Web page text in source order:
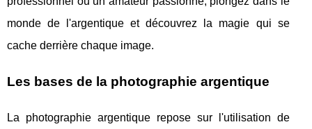
monde de l'argentique et découvrez la magie qui se
cache derrière chaque image.
Les bases de la photographie argentique
La photographie argentique repose sur l'utilisation de